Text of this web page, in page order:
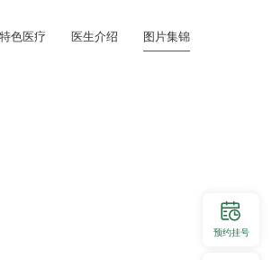
特色医疗 医生介绍 图片集锦
预约挂号